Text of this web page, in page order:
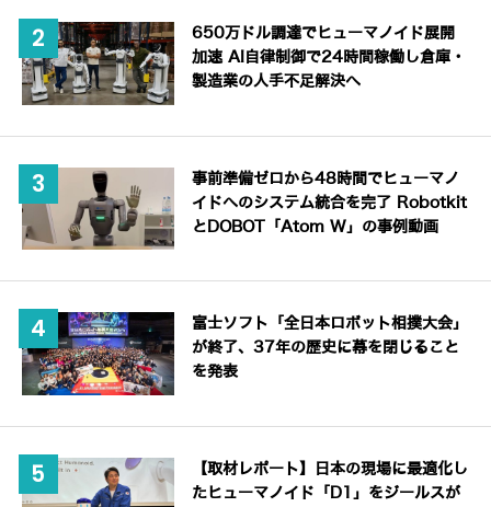
650万ドル調達でヒューマノイド展開
加速 AI自律制御で24時間稼働し倉庫・
製造業の人手不足解決へ
事前準備ゼロから48時間でヒューマノ
イドへのシステム統合を完了 Robotkit
とDOBOT「Atom W」の事例動画
富士ソフト「全日本ロボット相撲大会」
が終了、37年の歴史に幕を閉じること
を発表
【取材レポート】日本の現場に最適化し
たヒューマノイド「D1」をジールスが